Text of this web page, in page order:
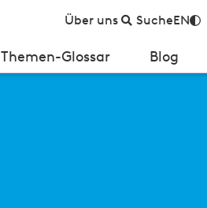
Über uns SucheEN
Themen-Glossar Blog